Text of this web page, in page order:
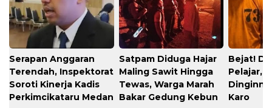
Serapan Anggaran
Terendah, Inspektorat
Soroti Kinerja Kadis
Perkimcikataru Medan
​Satpam Diduga Hajar
Maling Sawit Hingga
Tewas, Warga Marah
Bakar Gedung Kebun
​Bejat!
Pelajar,
Karo